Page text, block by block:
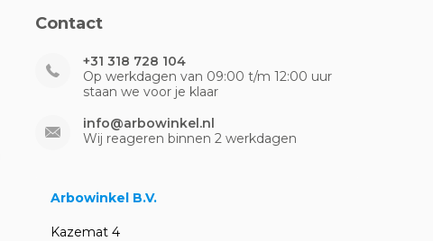
Contact
+31 318 728 104
Op werkdagen van 09:00 t/m 12:00 uur
staan we voor je klaar
info@arbowinkel.nl
Wij reageren binnen 2 werkdagen
Arbowinkel B.V.
Kazemat 4